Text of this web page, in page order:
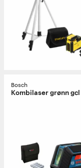
Bosch
Kombilaser grønn